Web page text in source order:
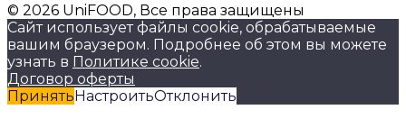
© 2026 UniFOOD, Все права защищены
Сайт использует файлы cookie, обрабатываемые
вашим браузером. Подробнее об этом вы можете
узнать в Политике cookie.
Договор оферты
ПринятьНастроитьОтклонить